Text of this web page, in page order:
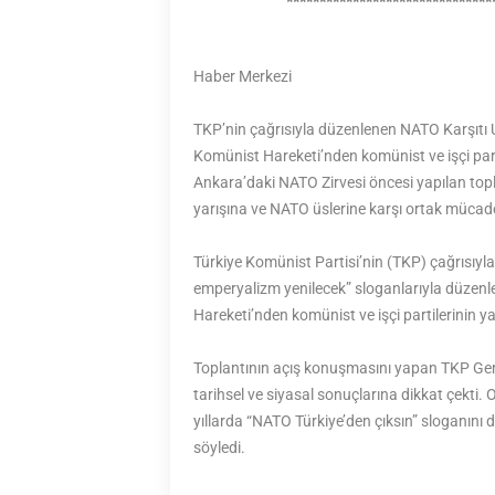
Haber Merkezi
TKP’nin çağrısıyla düzenlenen NATO
Komünist Hareketi’nden komünist ve işçi
Ankara’daki NATO Zirvesi öncesi yapılan
yarışına ve NATO üslerine karşı ortak
Türkiye Komünist Partisi’nin (TKP)
emperyalizm yenilecek” sloganlarıyla
Hareketi’nden komünist ve işçi partilerinin
Toplantının açış konuşmasını yapan TKP
tarihsel ve siyasal sonuçlarına dikkat çekti.
yıllarda “NATO Türkiye’den çıksın”
söyledi.